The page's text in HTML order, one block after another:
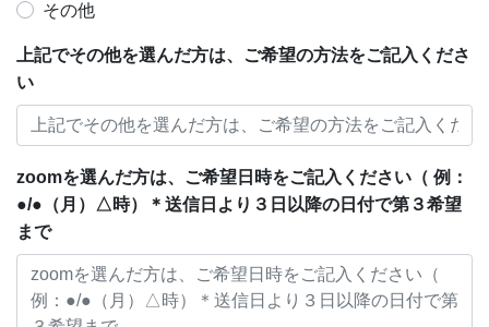
その他
上記でその他を選んだ方は、ご希望の方法をご記入くださ
い
zoomを選んだ方は、ご希望日時をご記入ください（ 例：
●/●（月）△時）＊送信日より３日以降の日付で第３希望
まで